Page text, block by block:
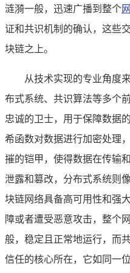
涟漪一般，迅速广播到整个
证和共识机制的确认，这些
块链之上。
从技术实现的专业角度
布式系统、共识算法等多个
忠诚的卫士，用于保障数据
希函数对数据进行加密处理
摧的铠甲，使得数据在传输
泄露和篡改，分布式系统则
块链网络具备高可用性和强
障或者遭受恶意攻击，整个
般，稳定且正常地运行，而
信任的核心所在，它如同一